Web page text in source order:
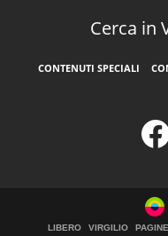
Cerca in
CONTENUTI SPECIALI
LIBERO VIRGILIO